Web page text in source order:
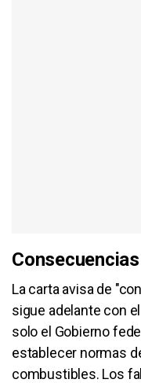
La carta avisa de
sigue adelante con
solo el Gobierno
establecer normas
combustibles. Los